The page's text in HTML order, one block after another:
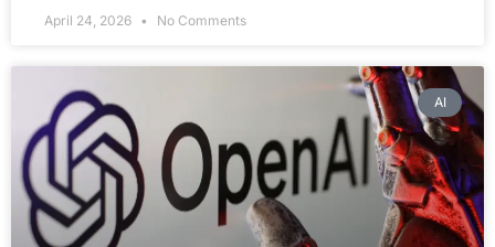
April 24, 2026 No Comments
AI